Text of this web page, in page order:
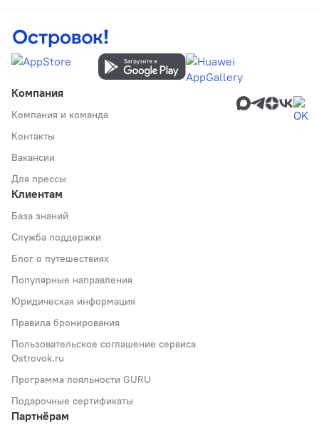
Компания
Компания и команда
Контакты
Вакансии
Для прессы
Клиентам
База знаний
Служба поддержки
Блог о путешествиях
Популярные направления
Юридическая информация
Правила бронирования
Пользовательское соглашение сервиса
Ostrovok.ru
Программа лояльности GURU
Подарочные сертификаты
Партнёрам